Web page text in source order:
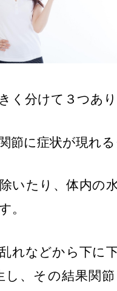
く分けて３つあ
節に症状が現れ
いたり、体内の
。
れなどから下に
、その結果関